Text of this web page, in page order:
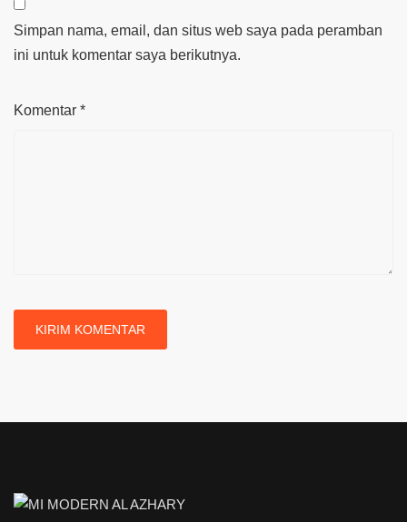
Simpan nama, email, dan situs web saya pada peramban
ini untuk komentar saya berikutnya.
Komentar *